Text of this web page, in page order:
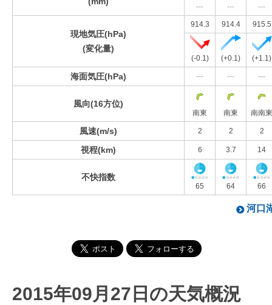
--- --- ---
現地気圧(hPa)
(変化量)
914.3 914.4 915.5
(-0.1) (+0.1) (+1.1)
海面気圧(hPa) --- --- ---
風向(16方位)
南東 南東 南南東
風速(m/s) 2 2 2
視程(km) 6 3.7 14
不快指数
65 64 66
河口
2015年09月27日の天気概況